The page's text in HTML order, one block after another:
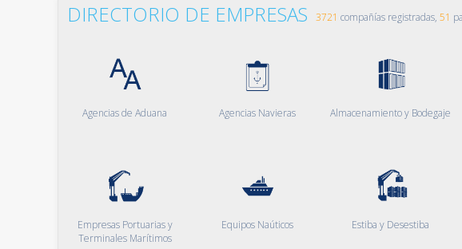
DIRECTORIO DE EMPRESAS 3721 compañías registradas, 51
Agencias de Aduana Agencias Navieras Almacenamiento y Bodegaje
Empresas Portuarias y
Terminales Marítimos
Equipos Naúticos Estiba y Desestiba